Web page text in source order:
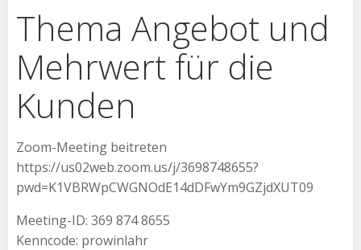
Thema Angebot und
Mehrwert für die
Kunden
Zoom-Meeting beitreten
https://us02web.zoom.us/j/3698748655?
pwd=K1VBRWpCWGNOdE14dDFwYm9GZjdXUT09
Meeting-ID: 369 874 8655
Kenncode: prowinlahr